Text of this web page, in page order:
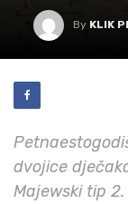
By KLIK
dvojice
Majewski tip